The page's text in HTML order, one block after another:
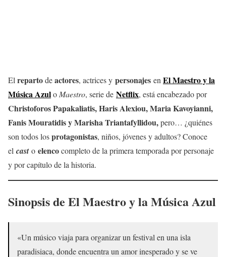
El repartodeactores, actrices y personajes en El Maestro y la
Música Azulo Maestro, serie de Netflix, está encabezado por
Christoforos Papakaliatis, Haris Alexiou, Maria Kavoyianni,
Fanis Mouratidis y Marisha Triantafyllidou,pero… ¿quiénes
son todos losprotagonistas, niños, jóvenes y adultos? Conoce
el casto elencocompleto de la primera temporada por personaje
y por capítulo de la historia.
Sinopsis de El Maestro y la Música Azul
«Un músico viaja para organizar un festival en una isla
paradisiaca, donde encuentra un amor inesperado y se ve